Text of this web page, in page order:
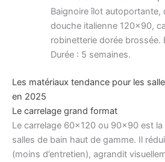
Baignoire îlot autoportante,
douche italienne 120×90,
robinetterie dorée brossée.
Durée : 5 semaines.
Les matériaux tendance pour les
en 2025
Le carrelage grand format
Le carrelage 60×120 ou 90×90 est
salles de bain haut de gamme. Il
(moins d’entretien), agrandit